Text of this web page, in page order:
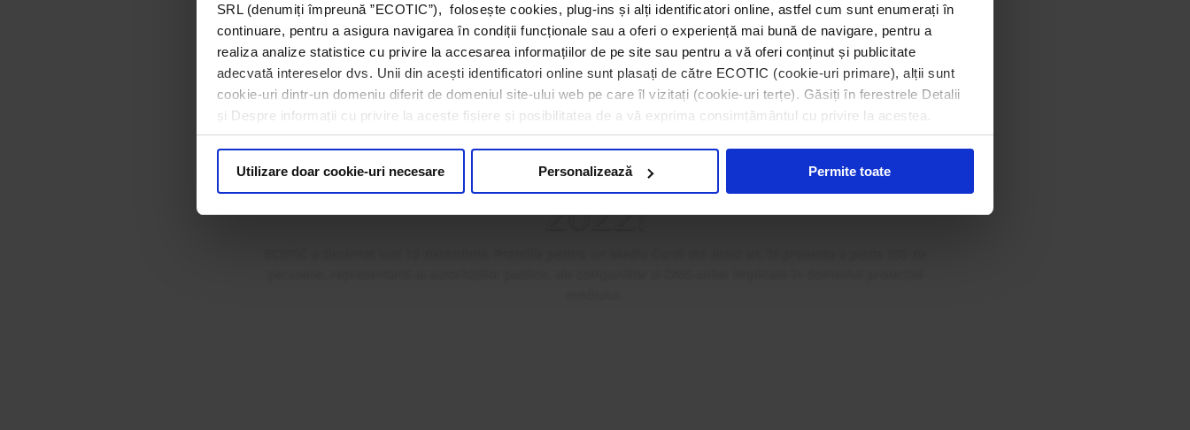
SRL (denumiți împreună ”ECOTIC”), folosește cookies, plug-ins și alți identificatori online, astfel cum sunt enumerați în
continuare, pentru a asigura navigarea în condiții funcționale sau a oferi o experiență mai bună de navigare, pentru a
realiza analize statistice cu privire la accesarea informațiilor de pe site sau pentru a vă oferi conținut și publicitate
adecvată intereselor dvs. Unii din acești identificatori online sunt plasați de către ECOTIC (cookie-uri primare), alții sunt
cookie-uri dintr-un domeniu diferit de domeniul site-ului web pe care îl vizitați (cookie-uri terțe). Găsiți în ferestrele Detalii
și Despre informații cu privire la aceste fișiere și posibilitatea de a vă exprima consimțământul cu privire la acestea.
Utilizare doar cookie-uri necesare Personalizează Permite toate
ECOTIC a premiat câștigătorii din Gala
Premiilor pentru un Mediu Curat
2022!